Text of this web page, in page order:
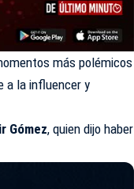
más polémicos
a la influencer y
Gómez, quien dijo haber